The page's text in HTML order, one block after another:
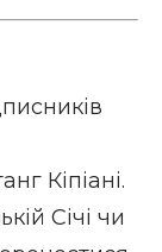
Кіпіані.
Січі чи